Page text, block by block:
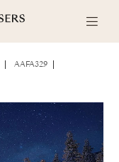
AAFA329